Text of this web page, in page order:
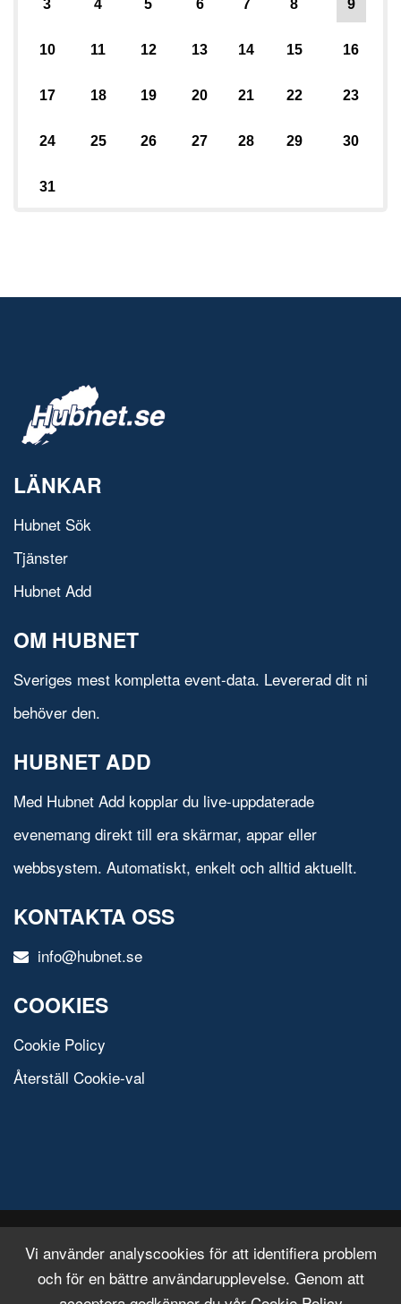
Vi använder analyscookies för att identifiera problem
och för en bättre användarupplevelse. Genom att
3 4 5 6 7 8 9
10 11 12 13 14 15 16
17 18 19 20 21 22 23
24 25 26 27 28 29 30
31
LÄNKAR
Hubnet Sök
Tjänster
Hubnet Add
OM HUBNET
Sveriges mest kompletta event-data. Levererad dit ni
behöver den.
HUBNET ADD
Med Hubnet Add kopplar du live-uppdaterade
evenemang direkt till era skärmar, appar eller
webbsystem. Automatiskt, enkelt och alltid aktuellt.
KONTAKTA OSS
info@hubnet.se
COOKIES
Cookie Policy
Återställ Cookie-val